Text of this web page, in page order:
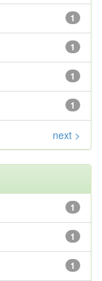
1
1
1
1
next >
1
1
1